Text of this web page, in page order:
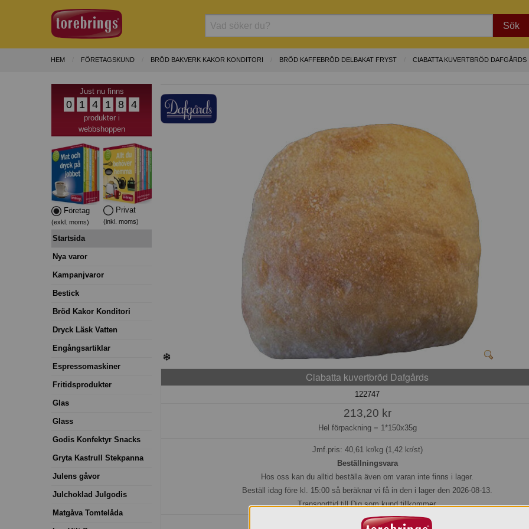
Sök
HEM FÖRETAGSKUND BRÖD BAKVERK KAKOR KONDITORI BRÖD KAFFEBRÖD DELBAKAT FRYST CIABATTA KUVERTBRÖD DAFGÅRDS
Just nu finns
0 1 4 1 8 4
produkter i
webbshoppen
Företag
(exkl. moms)
Privat
(inkl. moms)
Startsida
Nya varor
Kampanjvaror
Bestick
Bröd Kakor Konditori
Dryck Läsk Vatten
Engångsartiklar
Espressomaskiner
Fritidsprodukter
Glas
Glass
Godis Konfektyr Snacks
Gryta Kastrull Stekpanna
Julens gåvor
Julchoklad Julgodis
Matgåva Tomtelåda
Ciabatta kuvertbröd Dafgårds
122747
213,20 kr
Hel förpackning = 1*150x35g
Jmf.pris: 40,61 kr/kg (1,42 kr/st)
Beställningsvara
Hos oss kan du alltid beställa även om varan inte finns i lager.
Beställ idag före kl. 15:00 så beräknar vi få in den i lager den 2026-08-13.
Transporttid till Dig som kund tillkommer.